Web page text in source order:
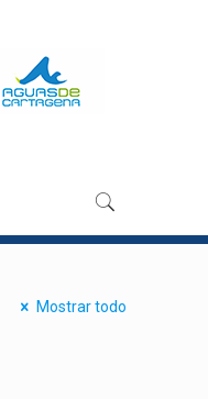
Mostrar todo